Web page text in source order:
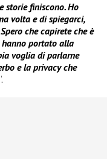
storie finiscono. Ho
volta e di spiegarci,
che capirete che è
portato alla
voglia di parlarne
e la privacy che